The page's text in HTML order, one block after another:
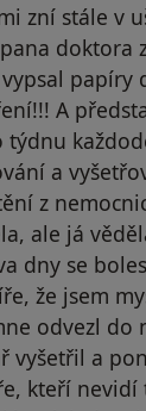
zní stále v
doktora
papíry
A
týdnu
a
z
ale já
dny se
že jsem
odvezl do
vyšetřil a
kteří nevidí